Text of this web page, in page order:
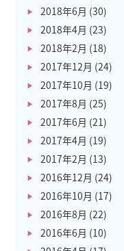
2018年6月 (30)
2018年4月 (23)
2018年2月 (18)
2017年12月 (24)
2017年10月 (19)
2017年8月 (25)
2017年6月 (21)
2017年4月 (19)
2017年2月 (13)
2016年12月 (24)
2016年10月 (17)
2016年8月 (22)
2016年6月 (10)